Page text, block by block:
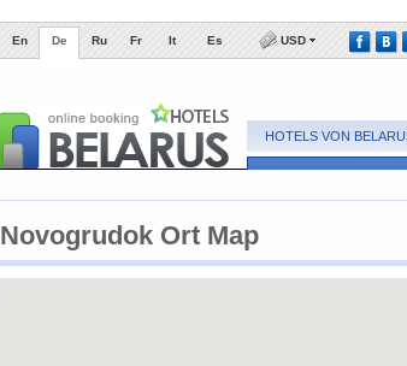
En De Ru Fr It Es USD
HOTELS VON
Novogrudok ​Ort Map